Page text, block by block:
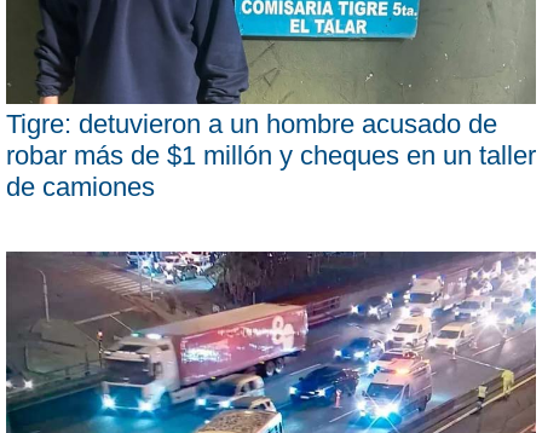
Tigre: detuvieron a un hombre acusado de
robar más de $1 millón y cheques en un taller
de camiones